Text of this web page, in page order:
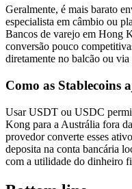
Geralmente, é mais barato
especialista em câmbio ou
Bancos de varejo em Hong
conversão pouco
diretamente no balcão ou
Como as Stablecoins
Usar USDT ou USDC
Kong para a Austrália fora
provedor converte esses
deposita na conta bancária
com a utilidade do dinheiro